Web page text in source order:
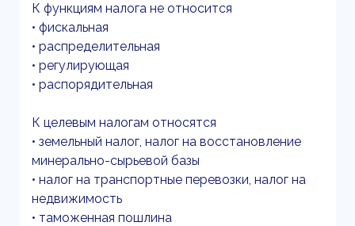
К функциям налога не относится
• фискальная
• распределительная
• регулирующая
• распорядительная
К целевым налогам относятся
• земельный налог, налог на восстановление
минерально-сырьевой базы
• налог на транспортные перевозки, налог на
недвижимость
• таможенная пошлина